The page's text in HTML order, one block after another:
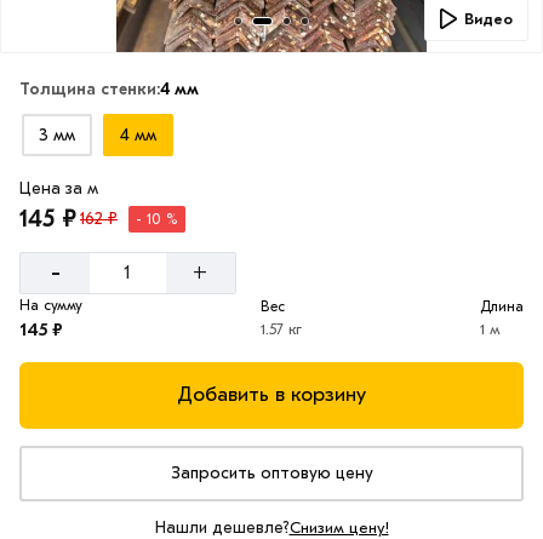
Видео
Толщина стенки:4 мм
3 мм 4 мм
Цена за м
145 ₽162 ₽ - 10 %
- +
На сумму
145 ₽
Вес
1.57 кг
Длина
1 м
Добавить в корзину
Запросить оптовую цену
Нашли дешевле?Снизим цену!